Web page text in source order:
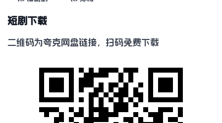
短剧下载
二维码为夸克网盘链接，扫码免费下载